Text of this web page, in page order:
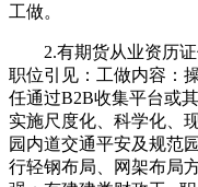
工做。
2.有期货从业资历证
职位引见：工做内容：
任通过B2B收集平台或
实施尺度化、科学化、
园内道交通平安及规范
行轻钢布局、网架布局